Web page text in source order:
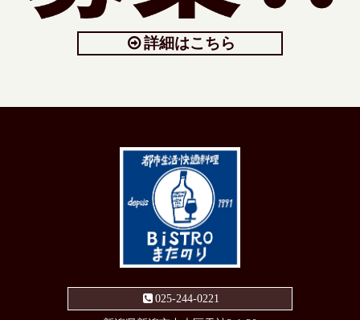
詳細はこちら
025-244-0221